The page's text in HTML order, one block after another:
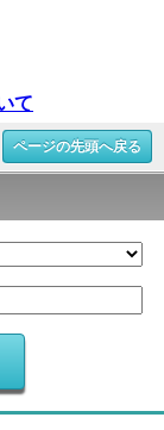
て
ページの先頭へ戻る